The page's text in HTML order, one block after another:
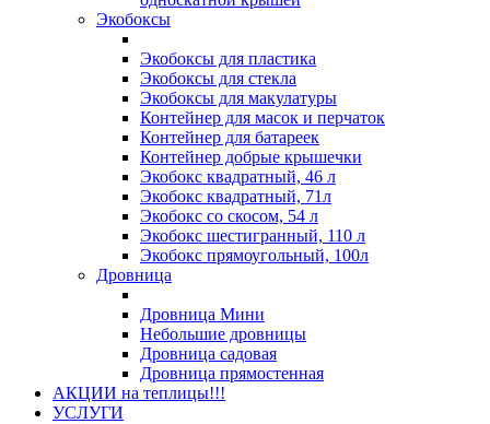
Экобоксы
Экобоксы для пластика
Экобоксы для стекла
Экобоксы для макулатуры
Контейнер для масок и перчаток
Контейнер для батареек
Контейнер добрые крышечки
Экобокс квадратный, 46 л
Экобокс квадратный, 71л
Экобокс со скосом, 54 л
Экобокс шестигранный, 110 л
Экобокс прямоугольный, 100л
Дровница
Дровница Мини
Небольшие дровницы
Дровница садовая
Дровница прямостенная
АКЦИИ на теплицы!!!
УСЛУГИ